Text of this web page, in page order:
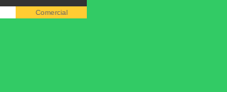
Comercial